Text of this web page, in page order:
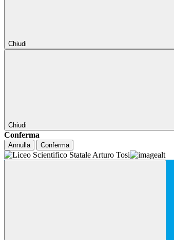
Chiudi
Chiudi
Conferma
Annulla Conferma